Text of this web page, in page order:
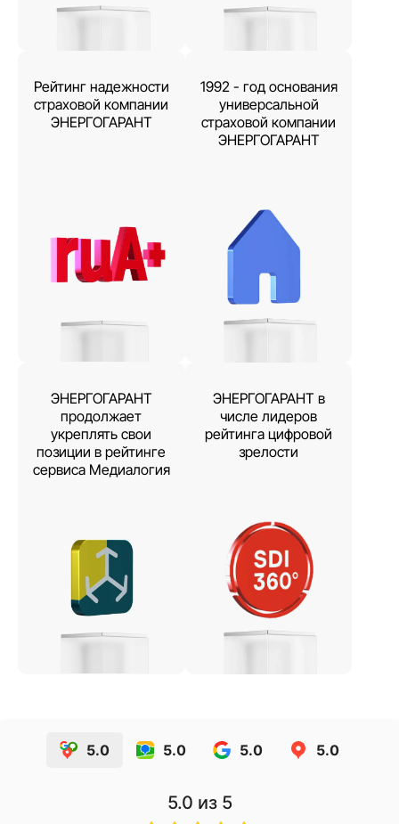
Рейтинг надежности
страховой компании
ЭНЕРГОГАРАНТ
1992 - год основания
универсальной
страховой компании
ЭНЕРГОГАРАНТ
ЭНЕРГОГАРАНТ
продолжает
укреплять свои
позиции в рейтинге
сервиса Медиалогия
ЭНЕРГОГАРАНТ в
числе лидеров
рейтинга цифровой
зрелости
5.0 5.0 5.0 5.0
5.0 из 5